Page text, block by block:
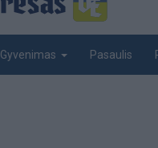
Gyvenimas Pasaulis